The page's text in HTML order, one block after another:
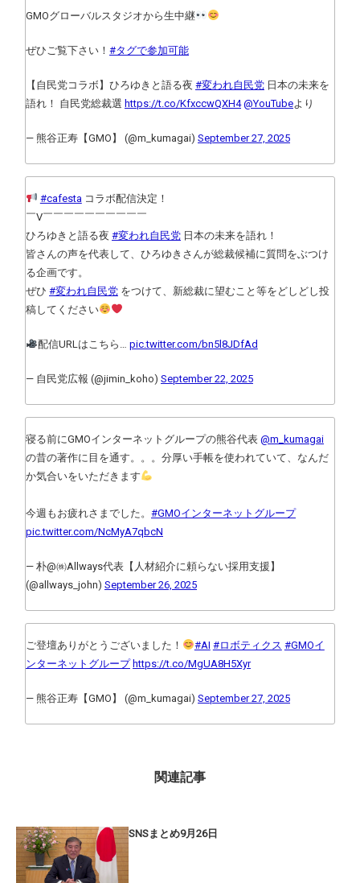
GMOグローバルスタジオから生中継
ぜひご覧下さい！ #タグで参加可能
【自民党コラボ】ひろゆきと語る夜 #変われ自民党 日本の未来を
語れ！ 自民党総裁選 https://t.co/KfxccwQXH4 @YouTubeより
— 熊谷正寿【GMO】 (@m_kumagai) September 27, 2025
#cafesta コラボ配信決定！
￣V￣￣￣￣￣￣￣￣￣￣
ひろゆきと語る夜 #変われ自民党 日本の未来を語れ！
皆さんの声を代表して、ひろゆきさんが総裁候補に質問をぶつけ
る企画です。
ぜひ #変われ自民党 をつけて、新総裁に望むこと等をどしどし投
稿してください
配信URLはこちら… pic.twitter.com/bn5l8JDfAd
— 自民党広報 (@jimin_koho) September 22, 2025
寝る前にGMOインターネットグループの熊谷代表 @m_kumagai
の昔の著作に目を通す。。。分厚い手帳を使われていて、なんだ
か気合いをいただきます
今週もお疲れさまでした。 #GMOインターネットグループ
pic.twitter.com/NcMyA7qbcN
— 朴@㈱Allways代表【人材紹介に頼らない採用支援】
(@allways_john) September 26, 2025
ご登壇ありがとうございました！ #AI #ロボティクス #GMOイ
ンターネットグループ https://t.co/MgUA8H5Xyr
— 熊谷正寿【GMO】 (@m_kumagai) September 27, 2025
関連記事
SNSまとめ9月26日